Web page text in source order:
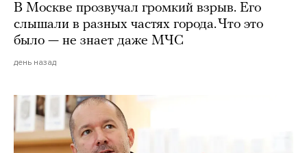
В Москве прозвучал громкий взрыв. Его
слышали в разных частях города. Что это
было — не знает даже МЧС
день назад